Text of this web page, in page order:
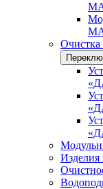
Изделия